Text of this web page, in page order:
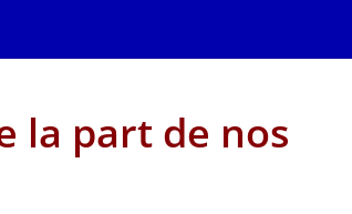
la part de nos